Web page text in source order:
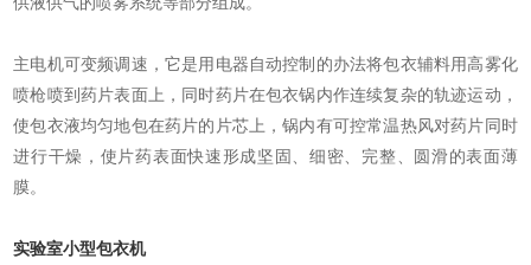
主电机可变频调速，它是用电器自动控制的办法将包衣辅料用高雾化
喷枪喷到药片表面上，同时药片在包衣锅内作连续复杂的轨迹运动，
使包衣液均匀地包在药片的片芯上，锅内有可控常温热风对药片同时
进行干燥，使片药表面快速形成坚固、细密、完整、圆滑的表面薄
膜。
实验室小型包衣机